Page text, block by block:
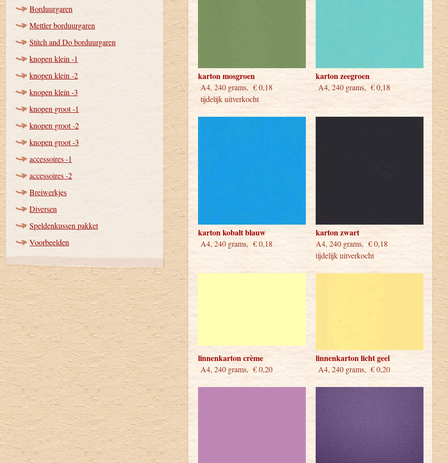
Borduurgaren
Mettler borduurgaren
Stitch and Do borduurgaren
knopen klein -1
knopen klein -2
knopen klein -3
knopen groot -1
knopen groot -2
knopen groot -3
accessoires -1
accessoires -2
Breiwerkjes
Diversen
Speldenkussen pakket
Voorbeelden
karton mosgroen
A4, 240 grams, € 0,18
tijdelijk uitverkocht
karton zeegroen
A4, 240 grams, € 0,18
karton kobalt blauw
A4, 240 grams, € 0,18
karton zwart
A4, 240 grams, € 0,18
tijdelijk uitverkocht
linnenkarton crème
A4, 240 grams, € 0,20
linnenkarton licht geel
A4, 240 grams, € 0,20